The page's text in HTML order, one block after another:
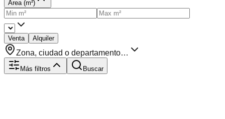
Área (m²)
Venta Alquiler
Zona, ciudad o departamento…
Más filtros Buscar